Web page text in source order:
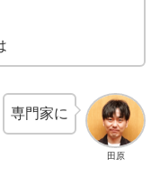
田原
専門家に